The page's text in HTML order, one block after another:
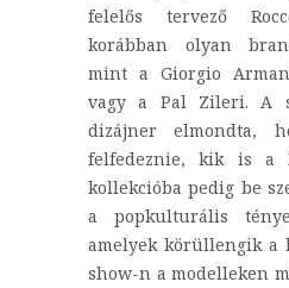
felelős tervező
korábban olyan
mint a Giorgio
vagy a Pal Zileri. A
dizájner elmondta,
felfedeznie, kik is a
kollekcióba pedig be
a popkulturális
amelyek körüllengik a
show-n a modelleken